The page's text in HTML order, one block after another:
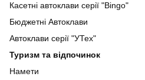
Касетні автоклави серії "Bingo"
Бюджетні Автоклави
Автоклави серії "УТех"
Туризм та відпочинок
Намети